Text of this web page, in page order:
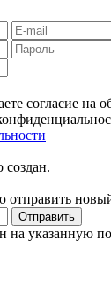
согласие на
отправить
Отправить
на указанную